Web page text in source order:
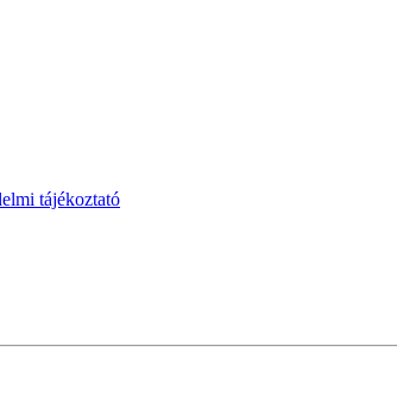
tájékoztató